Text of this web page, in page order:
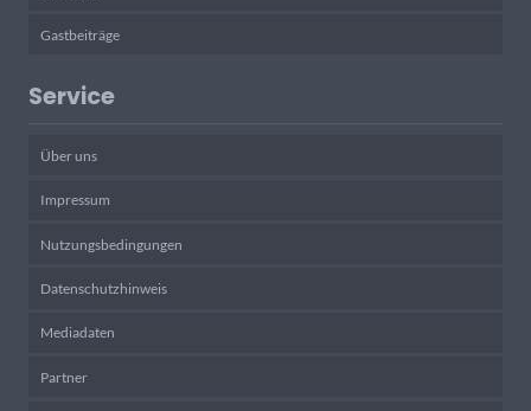
Gastbeiträge
Service
Über uns
Impressum
Nutzungsbedingungen
Datenschutzhinweis
Mediadaten
Partner